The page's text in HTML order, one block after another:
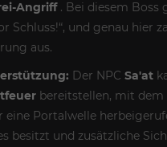
Angriff. Bei diesem Boss
Schluss!“, und genau hier
aus.
Der NPC Sa'at
bereitstellen, mit dem
eine Portalwelle
besitzt und zusätzliche